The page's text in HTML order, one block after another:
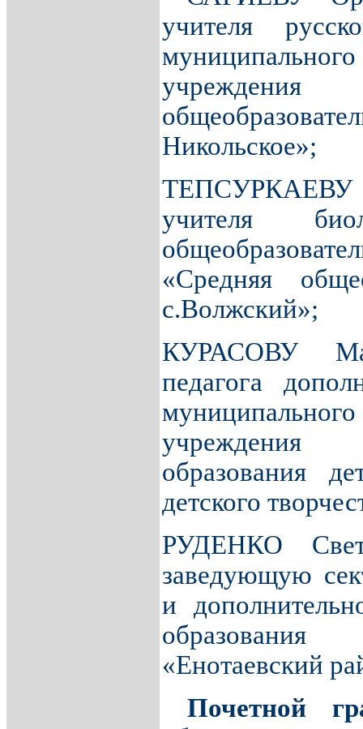
учителя
Никольское»;
ТЕПСУРКАЕВУ
учителя
«Средняя
с.Волжский»;
КУРАСОВУ
педагога
учреждения
образования
детского
РУДЕНКО
заведующую
и
«Енотаевский
Почетной